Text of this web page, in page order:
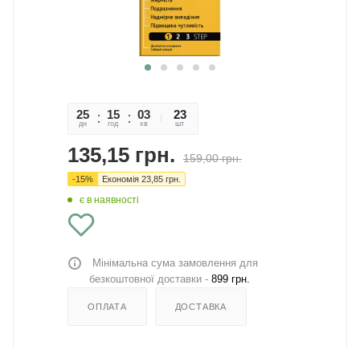
25
дн
15
год
03
хв
15
сек
23
шт
135,15 грн. 159,00грн.
-15% Економія 23,85 грн.
є в наявності
Мінімальна сума замовлення для
безкоштовної доставки - 899 грн.
ОПЛАТА ДОСТАВКА